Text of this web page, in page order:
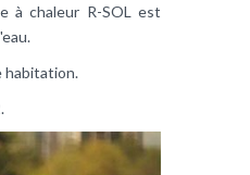
à chaleur R-SOL est
habitation.